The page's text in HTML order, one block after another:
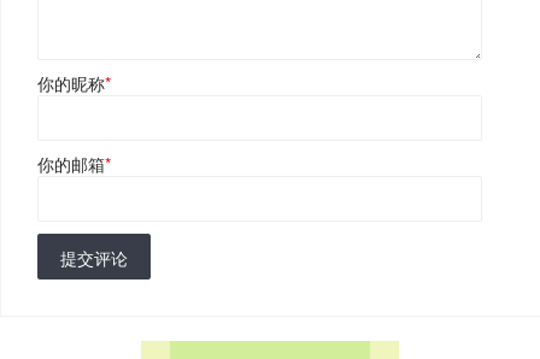
你的昵称*
你的邮箱*
提交评论